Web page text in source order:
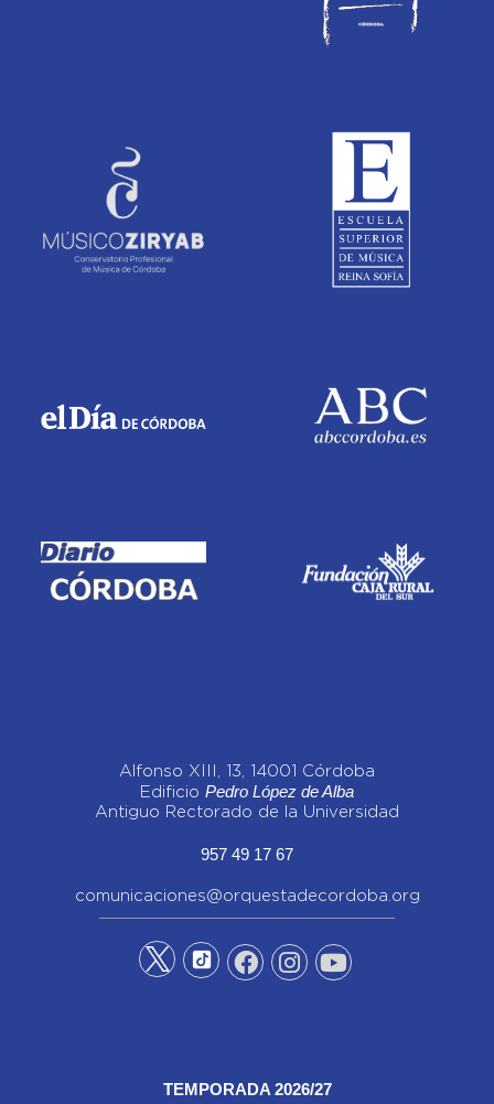
Alfonso XIII, 13, 14001 Córdoba
Edificio Pedro López de Alba
Antiguo Rectorado de la Universidad
957 49 17 67
comunicaciones@orquestadecordoba.org
TEMPORADA 2026/27